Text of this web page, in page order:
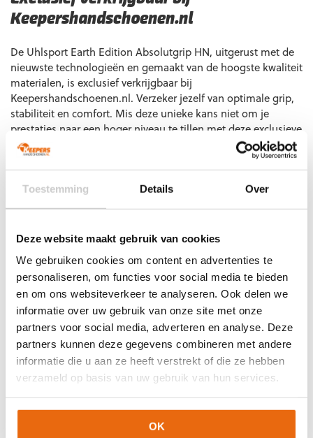
Toestemming Details Over
Deze website maakt gebruik van cookies
We gebruiken cookies om content en advertenties te
personaliseren, om functies voor social media te bieden
en om ons websiteverkeer te analyseren. Ook delen we
informatie over uw gebruik van onze site met onze
partners voor social media, adverteren en analyse. Deze
partners kunnen deze gegevens combineren met andere
informatie die u aan ze heeft verstrekt of die ze hebben
verzameld op basis van uw gebruik van hun services.
OK
Artikelnummers
Maat: 7 1/2
Let op!Houd rekening met 1-2 werkdagen extra levertijd
Extra informatie
6, 7, 7 1/2, 8, 8 1/2, 9, 9 1/2, 10, 10 1/2, 11,
Ondergrond
Gras
Doelgroep
Junior,Senior
Techniek (palm)
Negative Cut
Kleur
Wit,Donkerblauw
Merk
Uhlsport
Keepershandschoenen.nl
De Uhlsport Earth Edition Absolutgrip HN, uitgerust met de
nieuwste technologieën en gemaakt van de hoogste kwaliteit
materialen, is exclusief verkrijgbaar bij
Keepershandschoenen.nl. Verzeker jezelf van optimale grip,
stabiliteit en comfort. Mis deze unieke kans niet om je
prestaties naar een hoger niveau te tillen met deze exclusieve
keepershandschoenen!